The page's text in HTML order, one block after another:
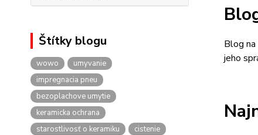
Štítky blogu
wowo
umyvanie
impregnacia pneu
bezoplachove umytie
keramicka ochrana
starostlivosť o keramiku
cistenie
Blog
jeho